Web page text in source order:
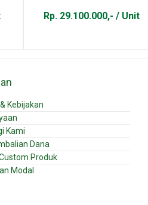
Rp. 29.100.000,- / Unit
Kebijakan
Kami
Dana
Produk
Modal